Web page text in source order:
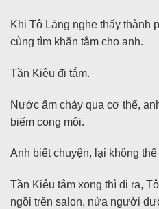
Khi Tô Lăng nghe thấy thành
cùng tìm khăn tắm cho anh.
Tần Kiêu đi tắm.
Nước ấm chảy qua cơ thể,
biếm cong môi.
Anh biết chuyện, lại không
Tần Kiêu tắm xong thì đi ra,
ngồi trên salon, nửa người